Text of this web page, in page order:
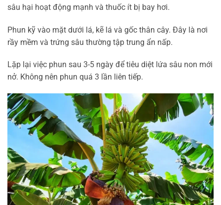
sâu hại hoạt động mạnh và thuốc ít bị bay hơi.
Phun kỹ vào mặt dưới lá, kẽ lá và gốc thân cây. Đây là nơi
rầy mềm và trứng sâu thường tập trung ẩn nấp.
Lặp lại việc phun sau 3-5 ngày để tiêu diệt lứa sâu non mới
nở. Không nên phun quá 3 lần liên tiếp.